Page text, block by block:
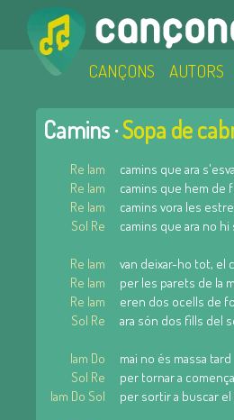
CANÇONS AUTORS
Camins ·Sopa de
Re lam
Re lam
Re lam
Sol Re
Re lam
Re lam
Re lam
Sol Re
lam Do
Sol Re
lam Do Sol
camins que ara
camins que hem de
camins vora les
camins que ara no hi
van deixar-ho tot, el
per les parets de la
eren dos ocells de
ara són dos fills del
mai no és massa tard
per tornar a
per sortir a buscar